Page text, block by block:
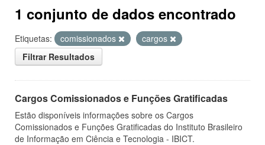
1 conjunto de dados encontrado
Etiquetas: comissionados
cargos
Filtrar Resultados
Cargos Comissionados e Funções Gratificadas
Estão disponíveis informações sobre os Cargos
Comissionados e Funções Gratificadas do Instituto Brasileiro
de Informação em Ciência e Tecnologia - IBICT.